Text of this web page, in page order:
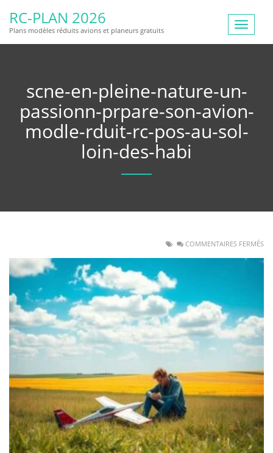
RC-PLAN 2026
Plans modèles réduits avions et planeurs gratuits
Toggle
scne-en-pleine-nature-un-
passionn-prpare-son-avion-
modle-rduit-rc-pos-au-sol-
loin-des-habi
COMMENTAIRES FERMÉS